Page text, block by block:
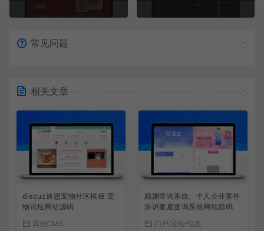
常见问题
相关文章
discuz迪恩宠物社区模板 宠
物论坛网站源码
其他CMS
婚姻查询系统、个人企业案件
涉诉案底查询系统网站源码
门户/论坛/信息